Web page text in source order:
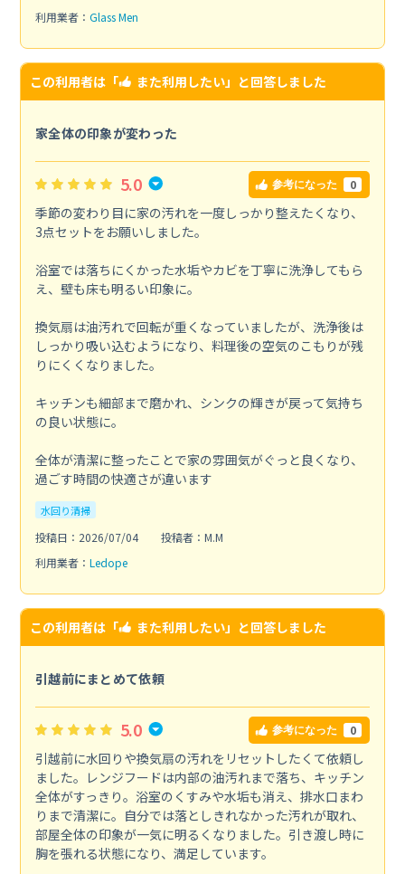
利用業者： Glass Men
この利用者は「 また利用したい」と回答しました
家全体の印象が変わった
5.0 参考になった 0
季節の変わり目に家の汚れを一度しっかり整えたくなり、
3点セットをお願いしました。
浴室では落ちにくかった水垢やカビを丁寧に洗浄してもら
え、壁も床も明るい印象に。
換気扇は油汚れで回転が重くなっていましたが、洗浄後は
しっかり吸い込むようになり、料理後の空気のこもりが残
りにくくなりました。
キッチンも細部まで磨かれ、シンクの輝きが戻って気持ち
の良い状態に。
全体が清潔に整ったことで家の雰囲気がぐっと良くなり、
過ごす時間の快適さが違います
水回り清掃
投稿日：2026/07/04
投稿者：M.M
利用業者： Ledope
この利用者は「 また利用したい」と回答しました
引越前にまとめて依頼
5.0 参考になった 0
引越前に水回りや換気扇の汚れをリセットしたくて依頼し
ました。レンジフードは内部の油汚れまで落ち、キッチン
全体がすっきり。浴室のくすみや水垢も消え、排水口まわ
りまで清潔に。自分では落としきれなかった汚れが取れ、
部屋全体の印象が一気に明るくなりました。引き渡し時に
胸を張れる状態になり、満足しています。